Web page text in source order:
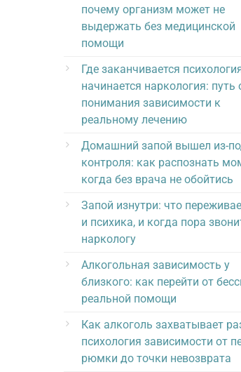
почему организм может не
выдержать без медицинской
помощи
Где заканчивается
начинается наркология: путь
понимания зависимости к
реальному лечению
Домашний запой вышел из-
контроля: как распознать
когда без врача не обойтись
Запой изнутри: что
и психика, и когда пора
наркологу
Алкогольная зависимость у
близкого: как перейти от
реальной помощи
Как алкоголь захватывает
психология зависимости от
рюмки до точки невозврата